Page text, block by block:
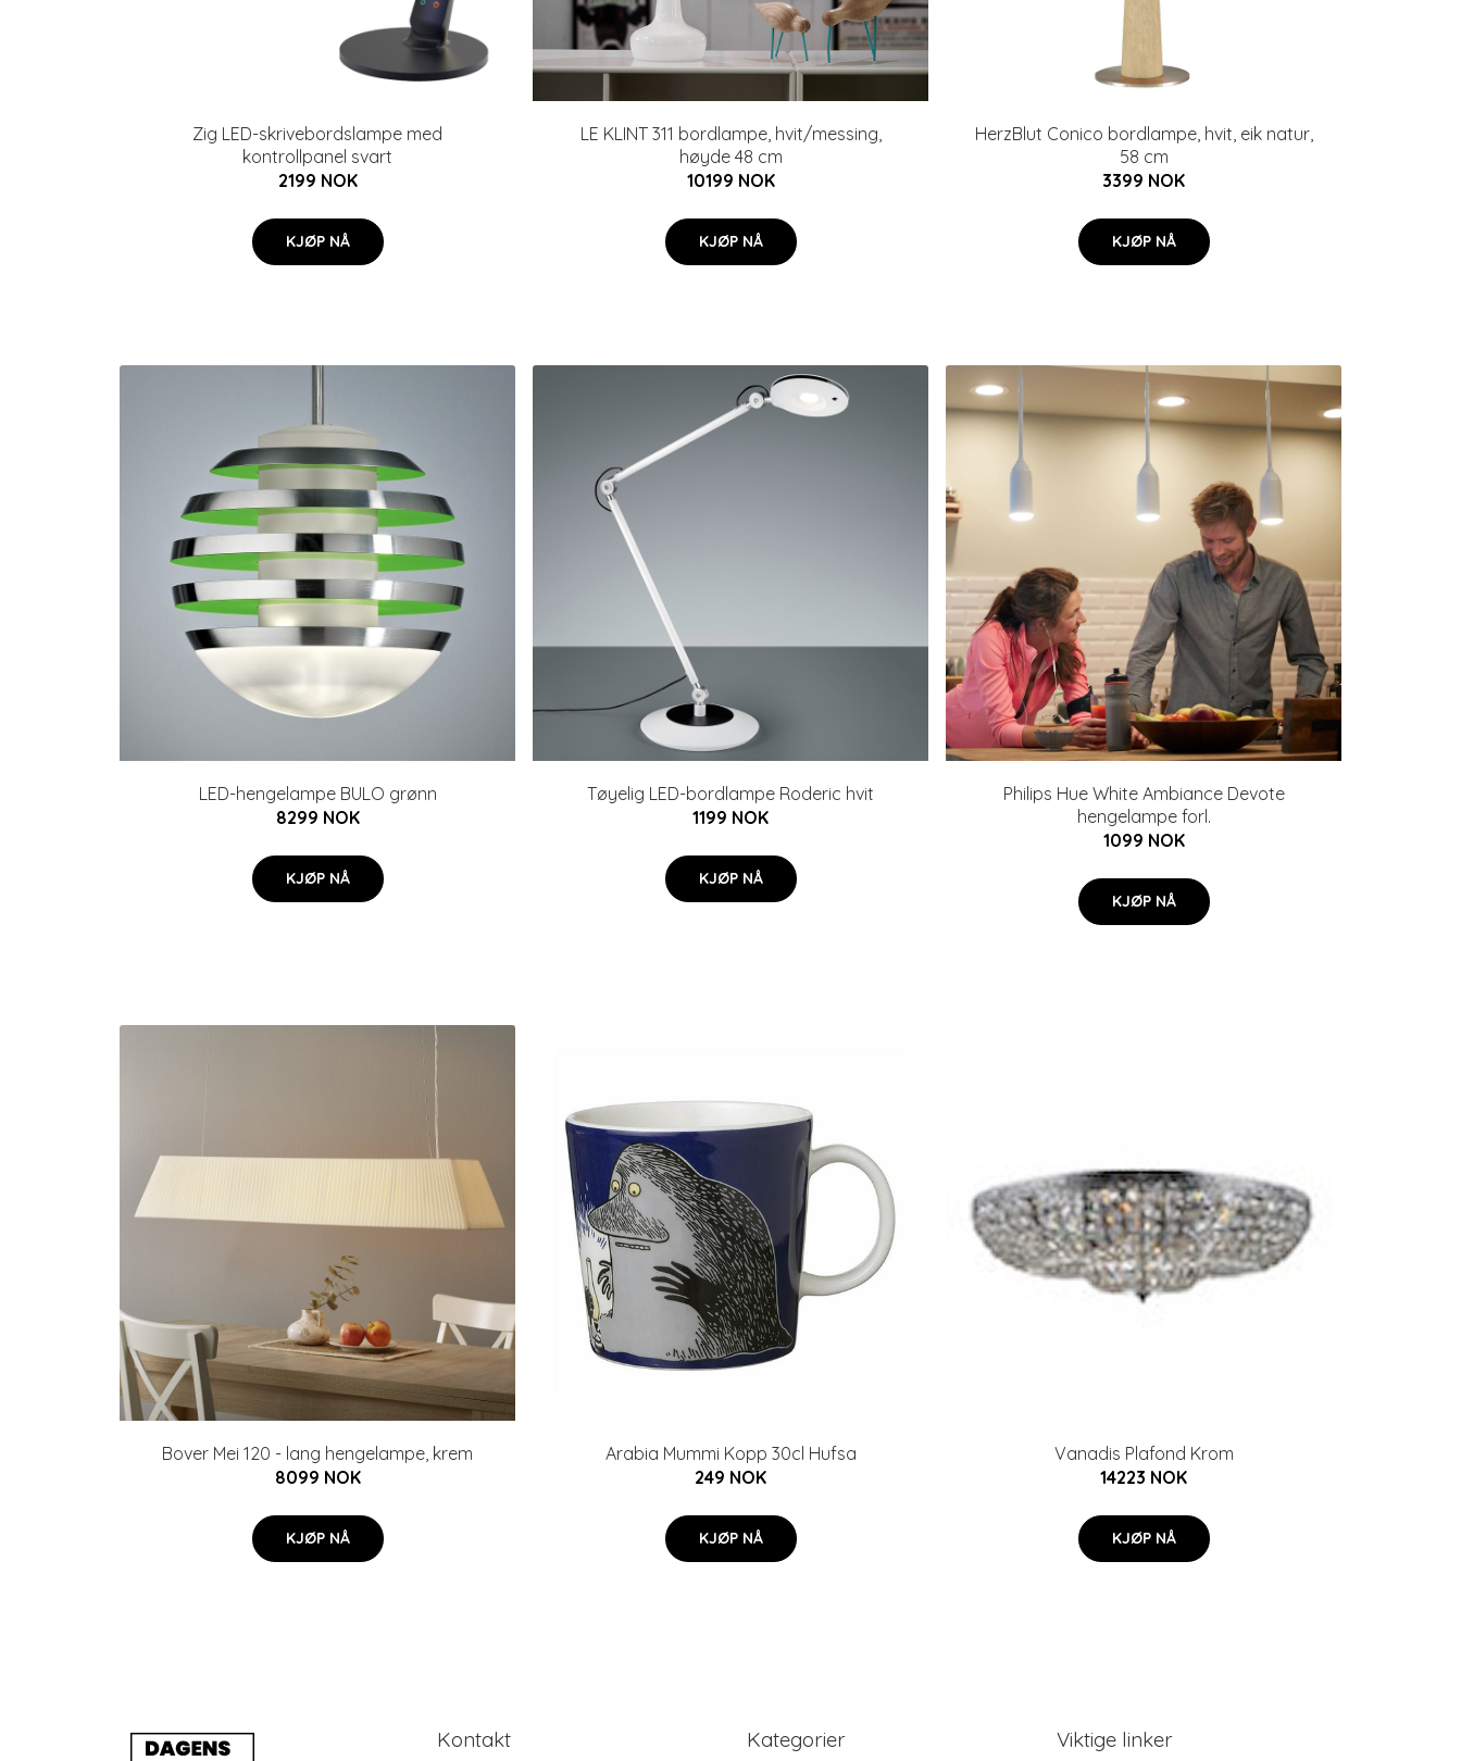
Zig LED-skrivebordslampe med
kontrollpanel svart
2199 NOK
KJØP NÅ
LE KLINT 311 bordlampe, hvit/messing,
høyde 48 cm
10199 NOK
KJØP NÅ
HerzBlut Conico bordlampe, hvit, eik natur,
58 cm
3399 NOK
KJØP NÅ
LED-hengelampe BULO grønn
8299 NOK
KJØP NÅ
Tøyelig LED-bordlampe Roderic hvit
1199 NOK
KJØP NÅ
Philips Hue White Ambiance Devote
hengelampe forl.
1099 NOK
KJØP NÅ
Bover Mei 120 - lang hengelampe, krem
8099 NOK
KJØP NÅ
Arabia Mummi Kopp 30cl Hufsa
249 NOK
KJØP NÅ
Vanadis Plafond Krom
14223 NOK
KJØP NÅ
Kontakt Kategorier Viktige linker